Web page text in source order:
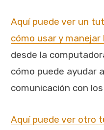
Aquí puede ver un
cómo usar y
desde la
cómo puede ayudar
comunicación con
Aquí puede ver otro